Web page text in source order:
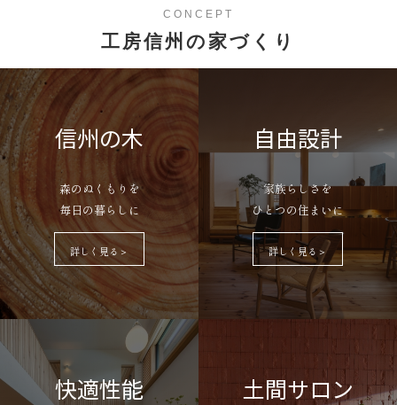
CONCEPT
工房信州の家づくり
信州の木
森のぬくもりを
毎日の暮らしに
詳しく見る＞
自由設計
家族らしさを
ひとつの住まいに
詳しく見る＞
快適性能 土間サロン